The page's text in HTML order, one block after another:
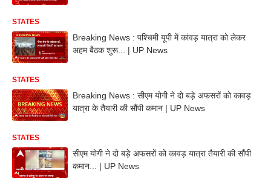
STATES
Breaking News : पश्चिमी यूपी में कांवड़ यात्रा को लेकर
अहम बैठक शुरू... | UP News
STATES
Breaking News : सीएम योगी ने दो बड़े अफसरों को कावड़
यात्रा के तैयारी की सौंपी कमान | UP News
STATES
सीएम योगी ने दो बड़े अफसरों को कावड़ यात्रा तैयारी की सौंपी
कमान... | UP News